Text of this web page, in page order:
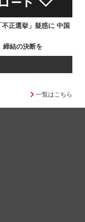
正選挙」疑惑に 中国
締結の決断を
一覧はこちら